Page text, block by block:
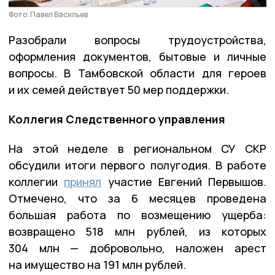
Фото: Павел Васильев
Разобрали вопросы трудоустройства,
оформления документов, бытовые и личные
вопросы. В Тамбовской области для героев
и их семей действует 50 мер поддержки.
Коллегия Следственного управления
На этой неделе в региональном СУ СКР
обсудили итоги первого полугодия. В работе
коллегии принял участие Евгений Первышов.
Отмечено, что за 6 месяцев проведена
большая работа по возмещению ущерба:
возвращено 518 млн рублей, из которых
304 млн — добровольно, наложен арест
на имущество на 191 млн рублей.